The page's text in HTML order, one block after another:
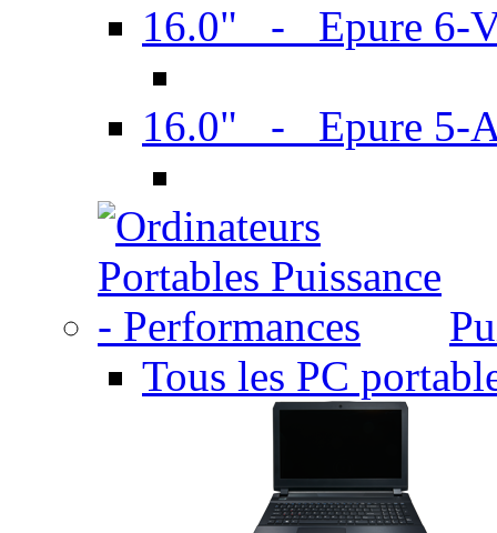
16.0" - Epure 6-
16.0" - Epure 5-
Tous les PC